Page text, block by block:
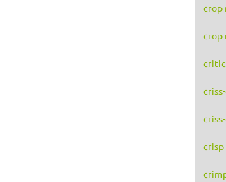
crop
crop
critic
crisp